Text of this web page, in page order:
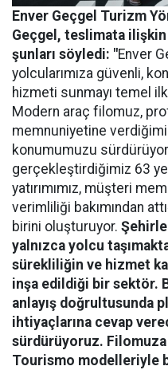
Enver Geçgel Turizm
Geçgel , teslimata
şunları söyledi: "Enver
yolcularımıza güvenli,
hizmeti sunmayı temel
Modern araç filomuz,
memnuniyetine
konumumuzu
gerçekleştirdiğimiz 63
yatırımımız, müşteri
verimliliği bakımından
birini oluşturuyor.
yalnızca yolcu
sürekliliğin ve hizmet
inşa edildiği bir sektör.
anlayış doğrultusunda
ihtiyaçlarına cevap
sürdürüyoruz. Filomuza
Tourismo modelleriyle